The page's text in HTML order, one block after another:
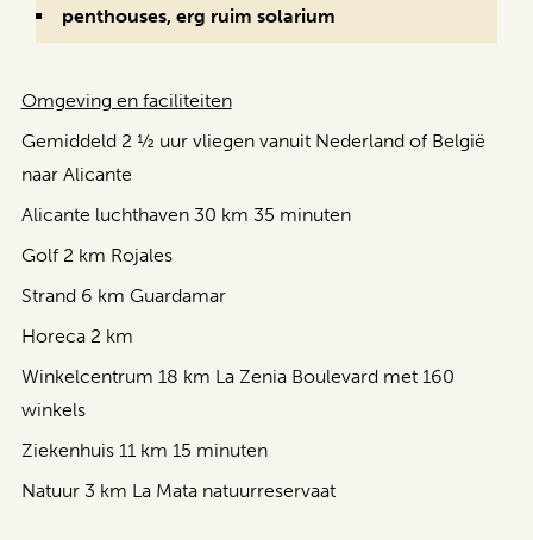
penthouses, erg ruim solarium
Omgeving en faciliteiten
Gemiddeld 2 ½ uur vliegen vanuit Nederland of België
naar Alicante
Alicante luchthaven 30 km 35 minuten
Golf 2 km Rojales
Strand 6 km Guardamar
Horeca 2 km
Winkelcentrum 18 km La Zenia Boulevard met 160
winkels
Ziekenhuis 11 km 15 minuten
Natuur 3 km La Mata natuurreservaat